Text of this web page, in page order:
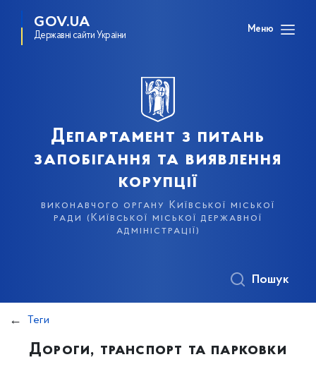
GOV.UA
Державні сайти України
Меню
Департамент з питань
запобігання та виявлення
корупції
виконавчого органу Київської міської
ради (Київської міської державної
адміністрації)
Пошук
Теги
Дороги, транспорт та парковки